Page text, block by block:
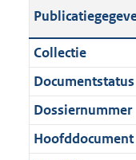
l
c
t
i
e
o
t
:
1
2
Collectie
Documentstatus
Dossiernummer
Hoofddocument